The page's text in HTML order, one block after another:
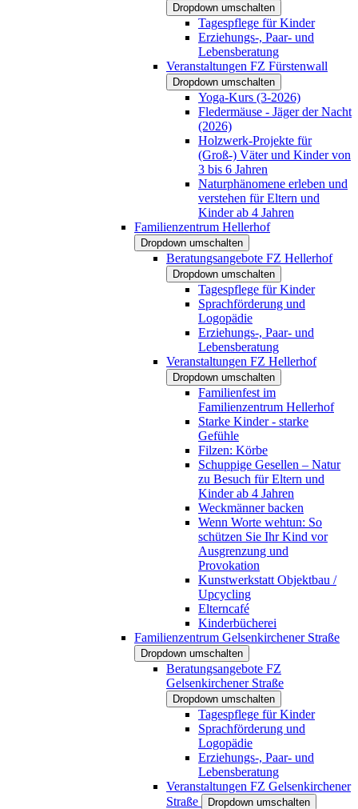
Dropdown umschalten
Tagespflege für Kinder
Erziehungs-, Paar- und
Lebensberatung
Veranstaltungen FZ Fürstenwall
Dropdown umschalten
Yoga-Kurs (3-2026)
Fledermäuse - Jäger der Nacht
(2026)
Holzwerk-Projekte für
(Groß-) Väter und Kinder von
3 bis 6 Jahren
Naturphänomene erleben und
verstehen für Eltern und
Kinder ab 4 Jahren
Familienzentrum Hellerhof
Dropdown umschalten
Beratungsangebote FZ Hellerhof
Dropdown umschalten
Tagespflege für Kinder
Sprachförderung und
Logopädie
Erziehungs-, Paar- und
Lebensberatung
Veranstaltungen FZ Hellerhof
Dropdown umschalten
Familienfest im
Familienzentrum Hellerhof
Starke Kinder - starke
Gefühle
Filzen: Körbe
Schuppige Gesellen – Natur
zu Besuch für Eltern und
Kinder ab 4 Jahren
Weckmänner backen
Wenn Worte wehtun: So
schützen Sie Ihr Kind vor
Ausgrenzung und
Provokation
Kunstwerkstatt Objektbau /
Upcycling
Elterncafé
Kinderbücherei
Familienzentrum Gelsenkirchener Straße
Dropdown umschalten
Beratungsangebote FZ
Gelsenkirchener Straße
Dropdown umschalten
Tagespflege für Kinder
Sprachförderung und
Logopädie
Erziehungs-, Paar- und
Lebensberatung
Veranstaltungen FZ Gelsenkirchener
Straße
Dropdown umschalten